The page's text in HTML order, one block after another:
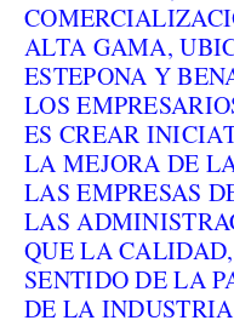
ALTA GAMA,
ESTEPONA Y
LOS
ES CREAR
LA MEJORA DE
LAS EMPRESAS
LAS
QUE LA
SENTIDO DE LA
DE LA